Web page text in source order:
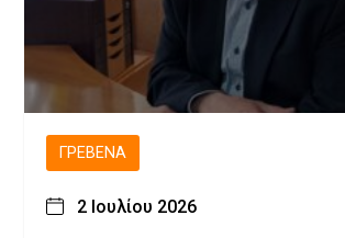
ΓΡΕΒΕΝΆ
2 Ιουλίου 2026